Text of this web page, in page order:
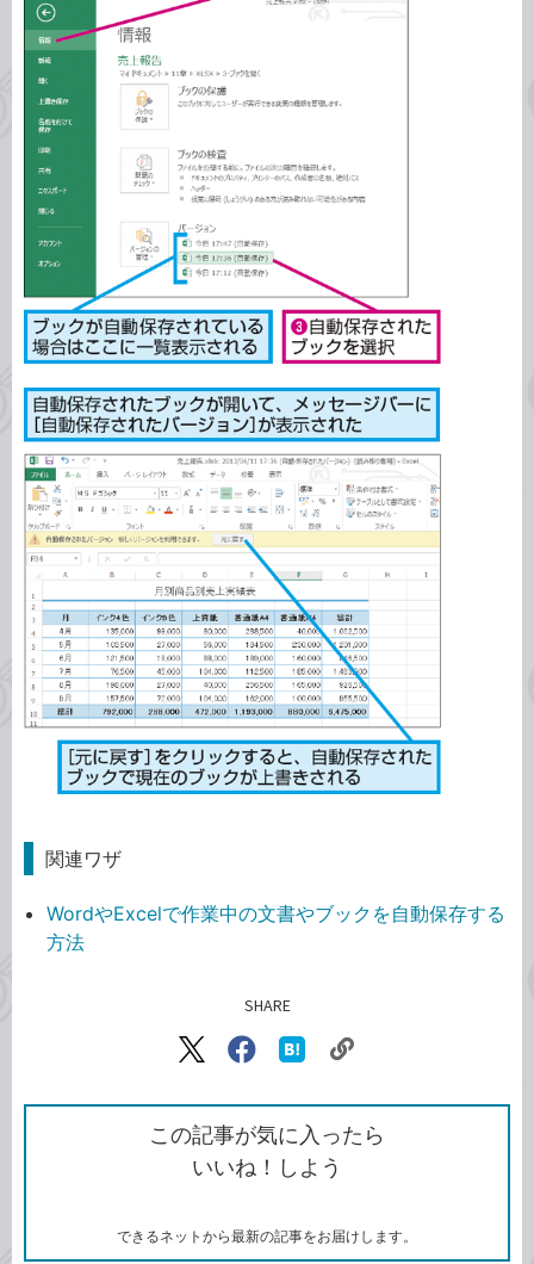
関連ワザ
WordやExcelで作業中の文書やブックを自動保存する
方法
SHARE
X（旧
で
シ
ェ
ア
Facebook
シ
ェ
ア
な
ッ
ク
ク
ク
を
コ
この記事が気に入ったら
いいね！しよう
できるネットから最新の記事をお届けします。